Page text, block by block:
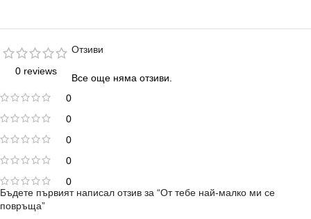
0 reviews
0
0
0
0
0
Отзиви
Все още няма отзиви.
Бъдете първият написал отзив за “От тебе най-малко ми се
повръща”